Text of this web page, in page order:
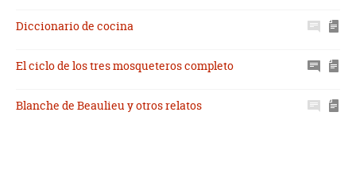
Diccionario de cocina
El ciclo de los tres mosqueteros completo
Blanche de Beaulieu y otros relatos